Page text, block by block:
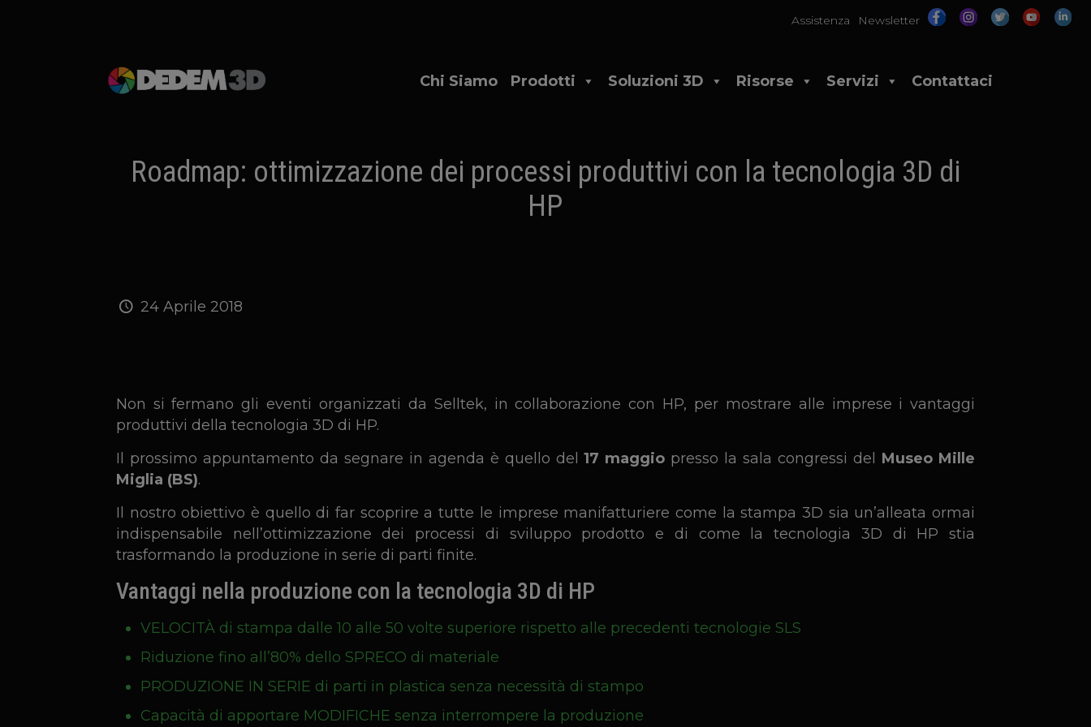
Assistenza Newsletter
Chi Siamo Prodotti Soluzioni 3D Risorse Servizi Contattaci
Roadmap: ottimizzazione dei processi produttivi con la tecnologia 3D di
HP
24 Aprile 2018
Non si fermano gli eventi organizzati da Selltek, in collaborazione con HP, per mostrare alle imprese i vantaggi
produttivi della tecnologia 3D di HP.
Il prossimo appuntamento da segnare in agenda è quello del17 maggio presso la sala congressi del Museo Mille
Miglia (BS).
Il nostro obiettivo è quello di far scoprire a tutte le imprese manifatturiere come la stampa 3D sia un’alleata ormai
indispensabile nell’ottimizzazione dei processi di sviluppo prodotto e di come la tecnologia 3D di HP stia
trasformando la produzione in serie di parti finite.
Vantaggi nella produzione con la tecnologia 3D di HP
VELOCITÀ di stampa dalle 10 alle 50 volte superiore rispetto alle precedenti tecnologie SLS
Riduzione fino all’80% dello SPRECO di materiale
PRODUZIONE IN SERIE di parti in plastica senza necessità di stampo
Capacità di apportare MODIFICHE senza interrompere la produzione